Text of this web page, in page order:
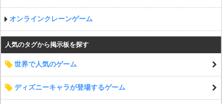
オンラインクレーンゲーム
人気のタグから掲示板を探す
世界で人気のゲーム
ディズニーキャラが登場するゲーム